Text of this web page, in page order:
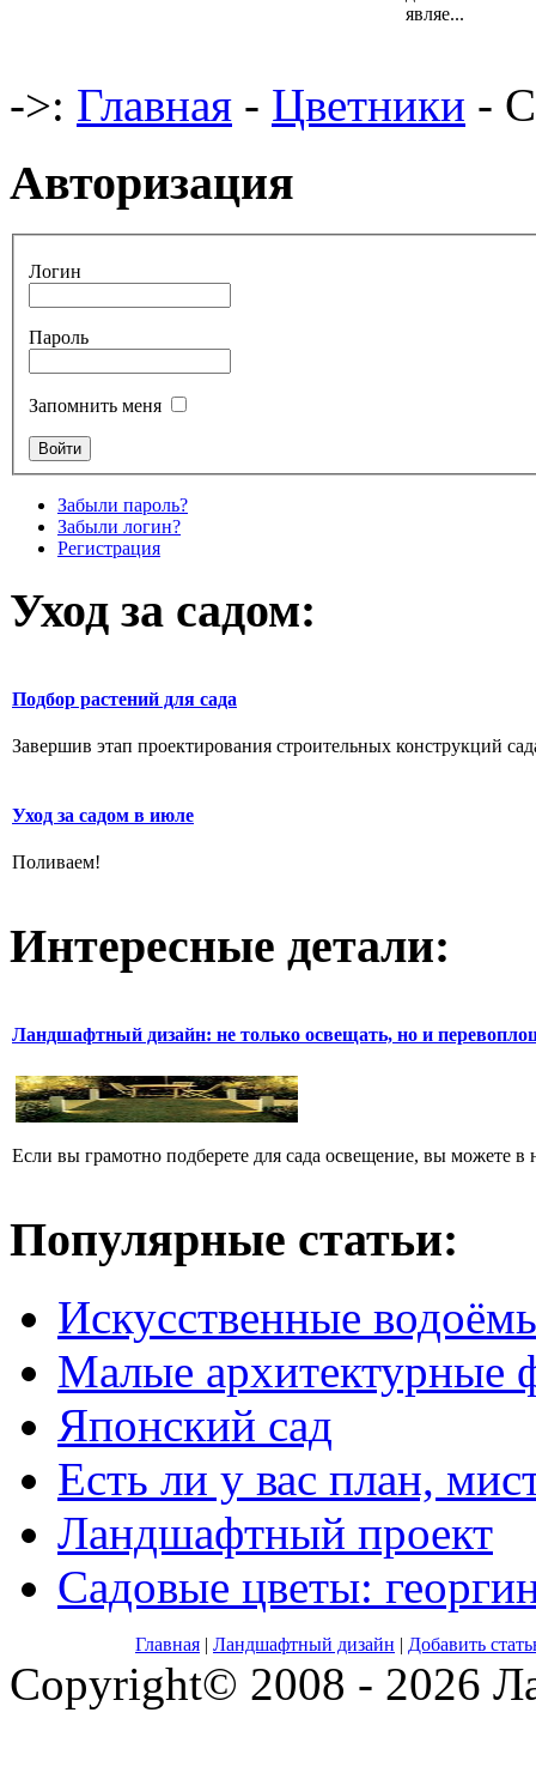
являе...
->: Главная - Цветники -
Авторизация
Логин
Пароль
Запомнить меня
Забыли пароль?
Забыли логин?
Регистрация
Уход за садом:
Подбор растений для сада
Завершив этап проектирования строительных конструкций
Уход за садом в июле
Поливаем!
Интересные детали:
Ландшафтный дизайн: не только освещать, но и
Если вы грамотно подберете для сада освещение, вы можете в
Популярные статьи:
Искусственные
Малые архитектурные
Японский сад
Есть ли у вас план,
Ландшафтный проект
Садовые цветы:
Главная | Ландшафтный дизайн | Добавить
Copyright© 2008 - 2026